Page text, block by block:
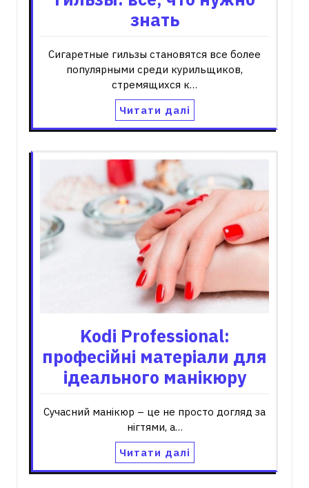
знать
Сигаретные гильзы становятся все более
популярными среди курильщиков,
стремящихся к…
Читати далі
Kodi Professional:
професійні матеріали для
ідеального манікюру
Сучасний манікюр – це не просто догляд за
нігтями, а…
Читати далі